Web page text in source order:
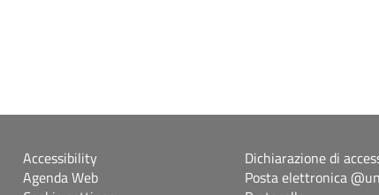
Accessibility
Agenda Web
Dichiarazione di
Posta elettronica